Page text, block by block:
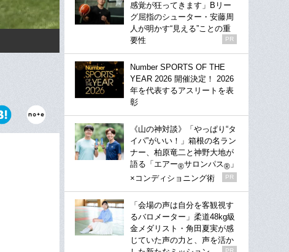
感覚が狂ってきます」Bリー
グ屈指のシューター・安藤周
人が明かす“見える”ことの重
要性
PR
Number SPORTS OF THE
YEAR 2026 開催決定！ 2026
年を代表するアスリートを表
彰
《山の神対談》「やっぱり“タ
イパ”がいい！」箱根の名ラン
ナー、柏原竜二と神野大地が
語る「エアー®サロンパス® 」
×コンディショニング術
PR
「会場の声は自分を客観視す
るバロメーター」柔道48kg級
金メダリスト・角田夏実が感
じていた声の力と、声を活か
PR